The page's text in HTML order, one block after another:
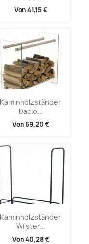
Von41,15 €
Kaminholzständer
Dacio...
Von 69,20 €
Kaminholzständer
Wilster...
Von40,28 €